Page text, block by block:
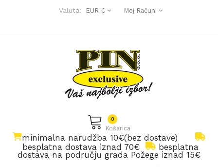
Valuta: EUR € Moj Račun
Košarica
0
minimalna narudžba 10€(bez dostave)
besplatna dostava iznad 70€
besplatna
dostava na području grada Požege iznad 15€